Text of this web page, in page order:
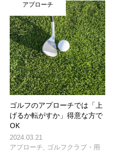
アプローチ
ゴルフのアプローチでは「上
げるか転がすか」得意な方で
OK
2024.03.21
アプローチ, ゴルフクラブ・用